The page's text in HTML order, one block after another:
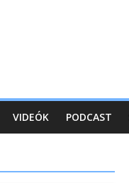
VIDEÓK PODCAST